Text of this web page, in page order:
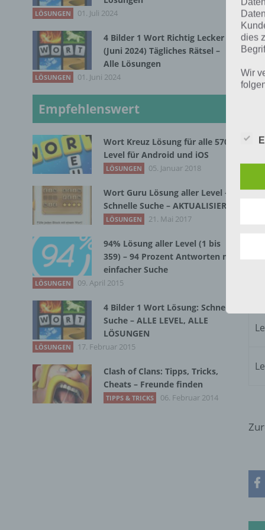
LÖSUNGEN 01. Juli 2024
4 Bilder 1 Wort Richtig Lecker
(Juni 2024) Tägliches Rätsel –
Alle Lösungen
LÖSUNGEN 01. Juni 2024
Empfehlenswert
Wort Kreuz Lösung für alle 570
Level für Android und iOS
LÖSUNGEN 05. Januar 2018
Wort Guru Lösung aller Level –
Schnelle Suche – AKTUALISIERT
LÖSUNGEN 21. Mai 2017
94% Lösung aller Level (1 bis
359) – 94 Prozent Antworten mit
einfacher Suche
LÖSUNGEN 09. April 2015
4 Bilder 1 Wort Lösung: Schnelle
Suche – ALLE LEVEL, ALLE
LÖSUNGEN
LÖSUNGEN 17. Februar 2015
Clash of Clans: Tipps, Tricks,
Cheats – Freunde finden
TIPPS & TRICKS 06. Februar 2014
dies
Wir